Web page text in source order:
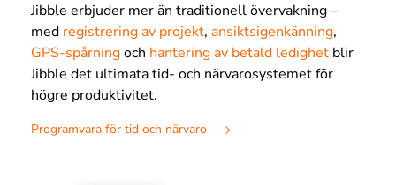
Jibble erbjuder mer än traditionell övervakning –
med registrering av projekt, ansiktsigenkänning,
GPS-spårningoch hantering av betald ledighet blir
Jibble det ultimata tid- och närvarosystemet för
högre produktivitet.
Programvara för tid och närvaro